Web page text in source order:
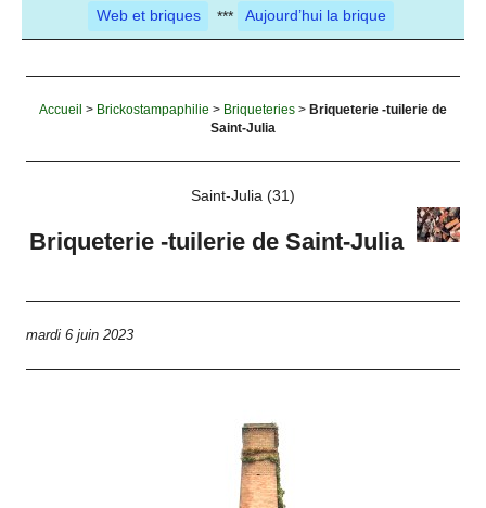
Web et briques *** Aujourd’hui la brique
Accueil > Brickostampaphilie > Briqueteries > Briqueterie -tuilerie de
Saint-Julia
Saint-Julia (31)
Briqueterie -tuilerie de Saint-Julia
mardi 6 juin 2023